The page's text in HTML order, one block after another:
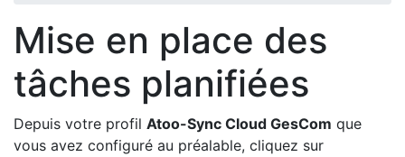
Mise en place des
tâches planifiées
Depuis votre profil Atoo-Sync Cloud GesCom que
vous avez configuré au préalable, cliquez sur